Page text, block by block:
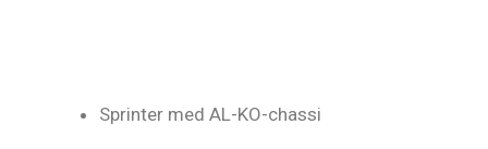
Sprinter med AL-KO-chassi